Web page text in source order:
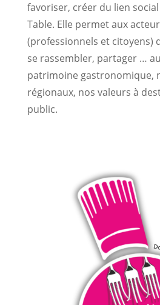
favoriser, créer du lien
Table. Elle permet aux
(professionnels et citoyens)
se rassembler, partager …
patrimoine gastronomique,
régionaux, nos valeurs à
public.